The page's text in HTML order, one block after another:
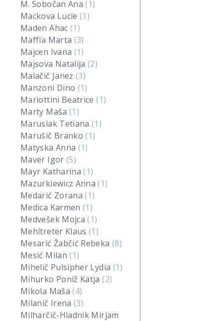
M. Sobočan Ana(1)
Mackova Lucie(1)
Maden Ahac (1)
Maffia Marta (3)
Majcen Ivana (1)
Majsova Natalija(2)
Malačič Janez(3)
Manzoni Dino (1)
Mariottini Beatrice(1)
Marty Maša (1)
Marusiak Tetiana(1)
Marušič Branko(1)
Matyska Anna (1)
Maver Igor (5)
Mayr Katharina(1)
Mazurkiewicz Anna(1)
Medarić Zorana(1)
Medica Karmen(1)
Medvešek Mojca(1)
Mehltreter Klaus(1)
Mesarić Žabčić Rebeka (8)
Mesić Milan(1)
Mihelič Pulsipher Lydia (1)
Mihurko Poniž Katja(2)
Mikola Maša(4)
Milanič Irena(3)
Milharčič-Hladnik Mirjam